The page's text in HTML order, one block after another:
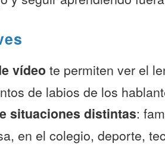
vídeo te permiten ver el
de labios de los
situaciones distintas:
en el colegio, deporte,